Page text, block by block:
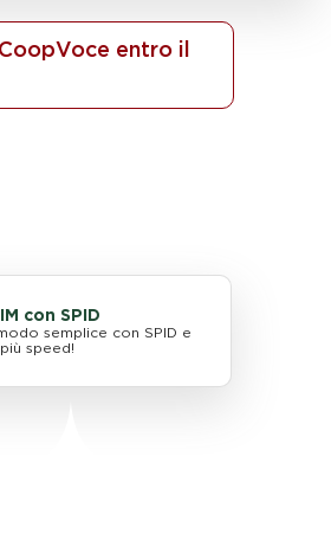
entro il
con SPID
semplice con SPID e
speed!